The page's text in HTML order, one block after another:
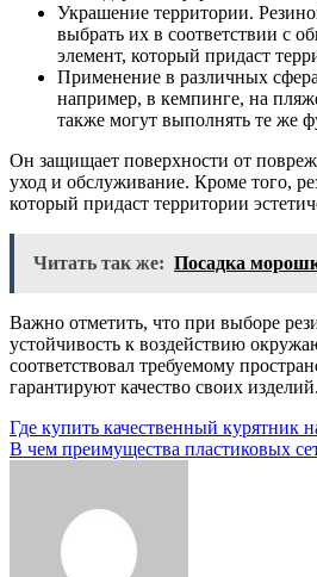
Украшение территории.
выбрать их в соответствии с
элемент, который придаст
Применение в различных
например, в кемпинге, на
также могут выполнять те же
Он защищает поверхности от
уход и обслуживание. Кроме того,
который придаст территории
Читать так же: Посадка
Важно отметить, что при выборе
устойчивость к воздействию
соответствовал требуемому
гарантируют качество своих изделий.
Навигация
по
Где купить качественный курятник
В чем преимущества пластиковых